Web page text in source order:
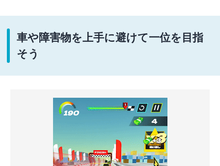
車や障害物を上手に避けて一位を目指
そう